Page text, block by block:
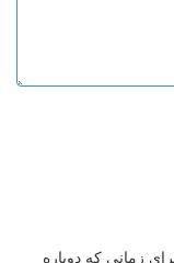
زمانی که دوباره